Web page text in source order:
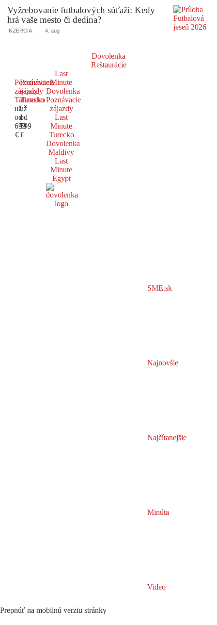
Vyžrebovanie futbalových súťaží: Kedy
hrá vaše mesto či dedina?
INZERCIA 4. aug
Dovolenka
Reštaurácie
Poznávacie
zájazdy
Taliansko
už
od
699
€
Poznávacie
zájazdy
Turecko
už
od
599
€
Last
Minute
Dovolenka
Poznávacie
zájazdy
Last
Minute
Turecko
Dovolenka
Maldivy
Last
Minute
Egypt
SME.sk
Najnovšie
Najčítanejšie
Minúta
Video
Prepnúť na mobilnú verziu stránky